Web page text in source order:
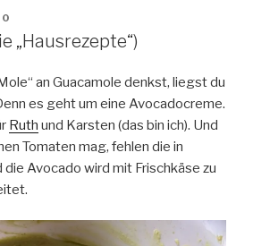
„Hausrezepte“)
an Guacamole denkst, liegst du
es geht um eine Avocadocreme.
Ruth und Karsten (das bin ich). Und
Tomaten mag, fehlen die in
Avocado wird mit Frischkäse zu